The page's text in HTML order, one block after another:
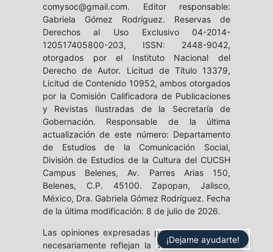
comysoc@gmail.com. Editor responsable:
Gabriela Gómez Rodríguez. Reservas de
Derechos al Uso Exclusivo 04-2014-
120517405800-203, ISSN: 2448-9042,
otorgados por el Instituto Nacional del
Derecho de Autor. Licitud de Título 13379,
Licitud de Contenido 10952, ambos otorgados
por la Comisión Calificadora de Publicaciones
y Revistas Ilustradas de la Secretaría de
Gobernación. Responsable de la última
actualización de este número: Departamento
de Estudios de la Comunicación Social,
División de Estudios de la Cultura del CUCSH
Campus Belenes, Av. Parres Arias 150,
Belenes, C.P. 45100. Zapopan, Jalisco,
México, Dra. Gabriela Gómez Rodríguez. Fecha
de la última modificación: 8 de julio de 2026.
Las opiniones expresadas por los autores no
necesariamente reflejan la postura del editor
¡Dejame ayudarte!